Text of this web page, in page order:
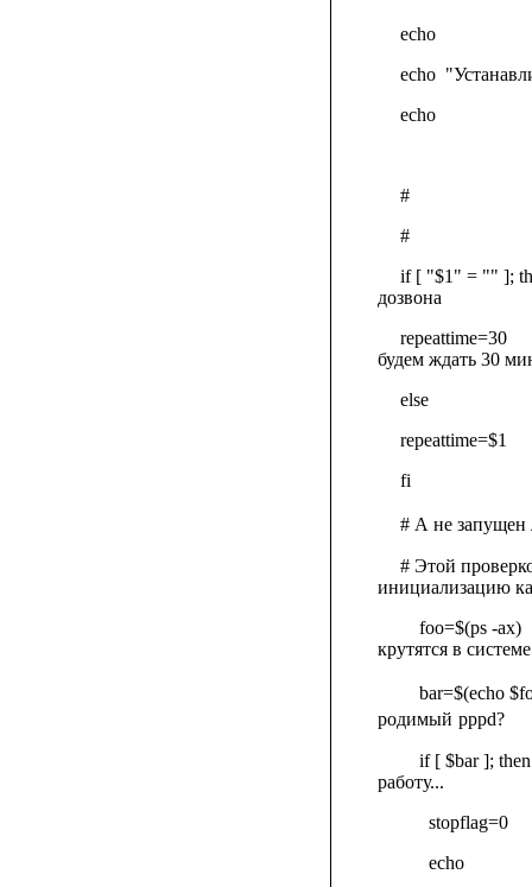
echo
echo
echo
#
#
if [ "$1" = "" ];
дозвона
repeattime=30
будем ждать 30
else
repeattime=$1
fi
# А не запущен
# Этой
инициализацию
foo=$(ps -ax)
крутятся в системе
bar=$(echo
родимый pppd?
if [ $bar ]; then
работу...
stopflag=0
echo